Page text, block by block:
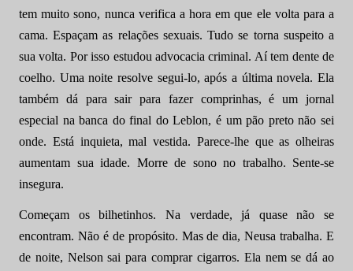
tem muito sono, nunca verifica a hora em que ele volta para a
cama. Espaçam as relações sexuais. Tudo se torna suspeito a
sua volta. Por isso estudou advocacia criminal. Aí tem dente de
coelho. Uma noite resolve segui-lo, após a última novela. Ela
também dá para sair para fazer comprinhas, é um jornal
especial na banca do final do Leblon, é um pão preto não sei
onde. Está inquieta, mal vestida. Parece-lhe que as olheiras
aumentam sua idade. Morre de sono no trabalho. Sente-se
insegura.
Começam os bilhetinhos. Na verdade, já quase não se
encontram. Não é de propósito. Mas de dia, Neusa trabalha. E
de noite, Nelson sai para comprar cigarros. Ela nem se dá ao